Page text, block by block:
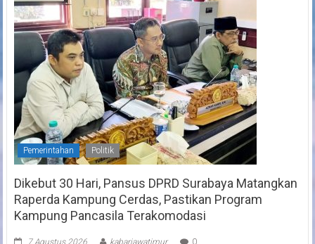
Pemerintahan Politik
Dikebut 30 Hari, Pansus DPRD Surabaya Matangkan
Raperda Kampung Cerdas, Pastikan Program
Kampung Pancasila Terakomodasi
7 Agustus 2026 kabarjawatimur 0